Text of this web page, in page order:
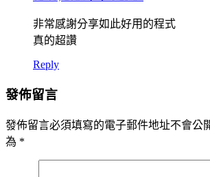
非常感謝分享如此好用的程式
真的超讚
Reply
發佈留言
發佈留言必須填寫的電子郵件地址不會公
為 *